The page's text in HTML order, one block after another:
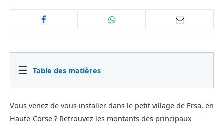
☰ Table des matières
Vous venez de vous installer dans le petit village de Ersa, en
Haute-Corse ? Retrouvez les montants des principaux